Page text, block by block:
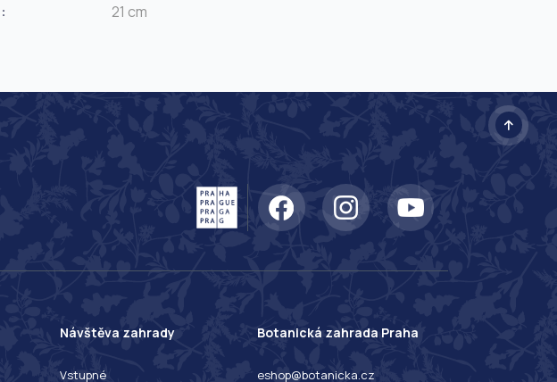
21 cm
Návštěva zahrady
Vstupné
Botanická zahrada Praha
eshop@botanicka.cz